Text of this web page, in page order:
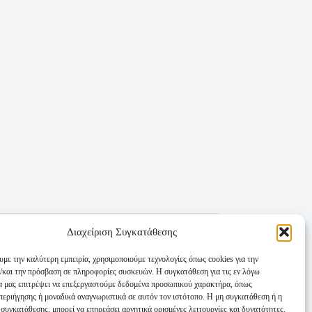
Διαχείριση Συγκατάθεσης
την καλύτερη εμπειρία, χρησιμοποιούμε τεχνολογίες όπως cookies για την
την πρόσβαση σε πληροφορίες συσκευών. Η συγκατάθεση για τις εν λόγω
μας επιτρέψει να επεξεργαστούμε δεδομένα προσωπικού χαρακτήρα, όπως
ή μοναδικά αναγνωριστικά σε αυτόν τον ιστότοπο. Η μη συγκατάθεση ή η
μπορεί να επηρεάσει αρνητικά ορισμένες λειτουργίες και δυνατότητες.